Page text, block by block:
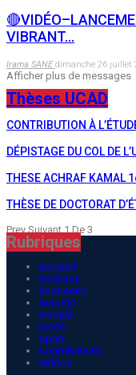
VIBRANT…
Irama SANEdimanche 26 juillet
Afficher plus de messages
Thèses UCAD
CONTRIBUTION À
DÉPISTAGE DU COL DE
THESE ACHRAF KAMAL
THÈSE DE DOCTORAT
PrevSuivant1 De 3
Rubriques
Accueil
Politique
Economie
Société
People
Santé
Sport
Contributions
Vidéos